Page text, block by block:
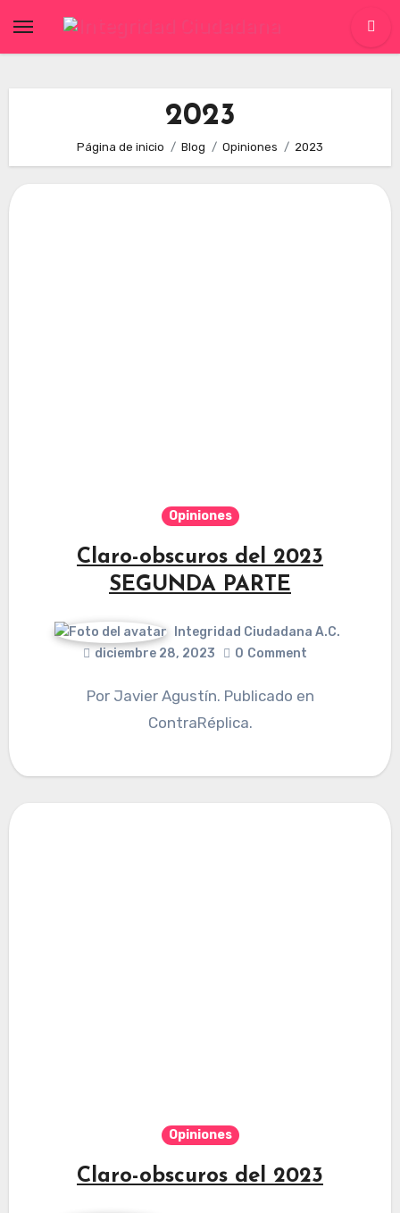
2023
Página de inicio Blog Opiniones 2023
Opiniones
Claro-obscuros del 2023
SEGUNDA PARTE
Integridad Ciudadana A.C.
diciembre 28, 2023
0 Comment
Por Javier Agustín. Publicado en
ContraRéplica.
Opiniones
Claro-obscuros del 2023